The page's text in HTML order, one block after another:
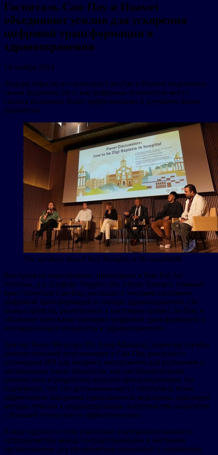
Госпиталь Сан-Пау и Huawei
объединяют усилия для ускорения
цифровой трансформации в
здравоохранении
14 ноября 2024
Лидеры отрасли из госпиталя Сан-Пау и Huawei поделились
своим видением того, как цифровые технологии могут
сделать больницы более эффективными и улучшить жизнь
пациентов.
The speakers shared their thoughts at the roundtable
Выступая на мероприятии, прошедшем в Sant Pau Art
Nouveau, д-р Альфонс Торрего (Dr. Alfons Torrego), главный
врач госпиталя Сан-Пау, рассказал о текущем состоянии
цифровой трансформации в секторе здравоохранения. Он
назвал проекты, реализуемые в настоящее время Сан-Пау, и
обозначил идеальные сценарии цифровой трансформации и
инновационных инициатив в здравоохранении.
Доктор Хосеп Мунуэра (Dr. Josep Munuera), директор службы
диагностической визуализации в Сан-Пау, рассказал о
потенциале ИИ как мощного инструмента для улучшения и
оптимизации таких процессов, как инструментальная
диагностика и разработка моделей прогнозирования. Он
подчеркнул, что эти достижения могут обеспечить более
эффективное внедрение прецизионной медицины, адаптируя
методы лечения к индивидуальным потребностям пациентов
с большей точностью и эффективностью.
В ходе круглого стола участники подчеркнули важность
сотрудничества между государственными и частными
организациями для продвижения инноваций и повышения